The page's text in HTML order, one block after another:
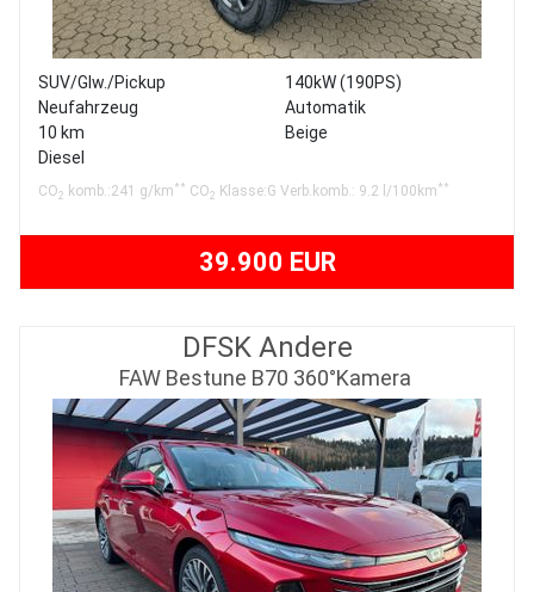
SUV/Glw./Pickup
Neufahrzeug
10 km
Diesel
140kW (190PS)
Automatik
Beige
CO2 komb.:241 g/km ** CO2 Klasse:G Verb.komb.: 9.2 l/100km **
39.900 EUR
DFSK Andere
FAW Bestune B70 360°Kamera